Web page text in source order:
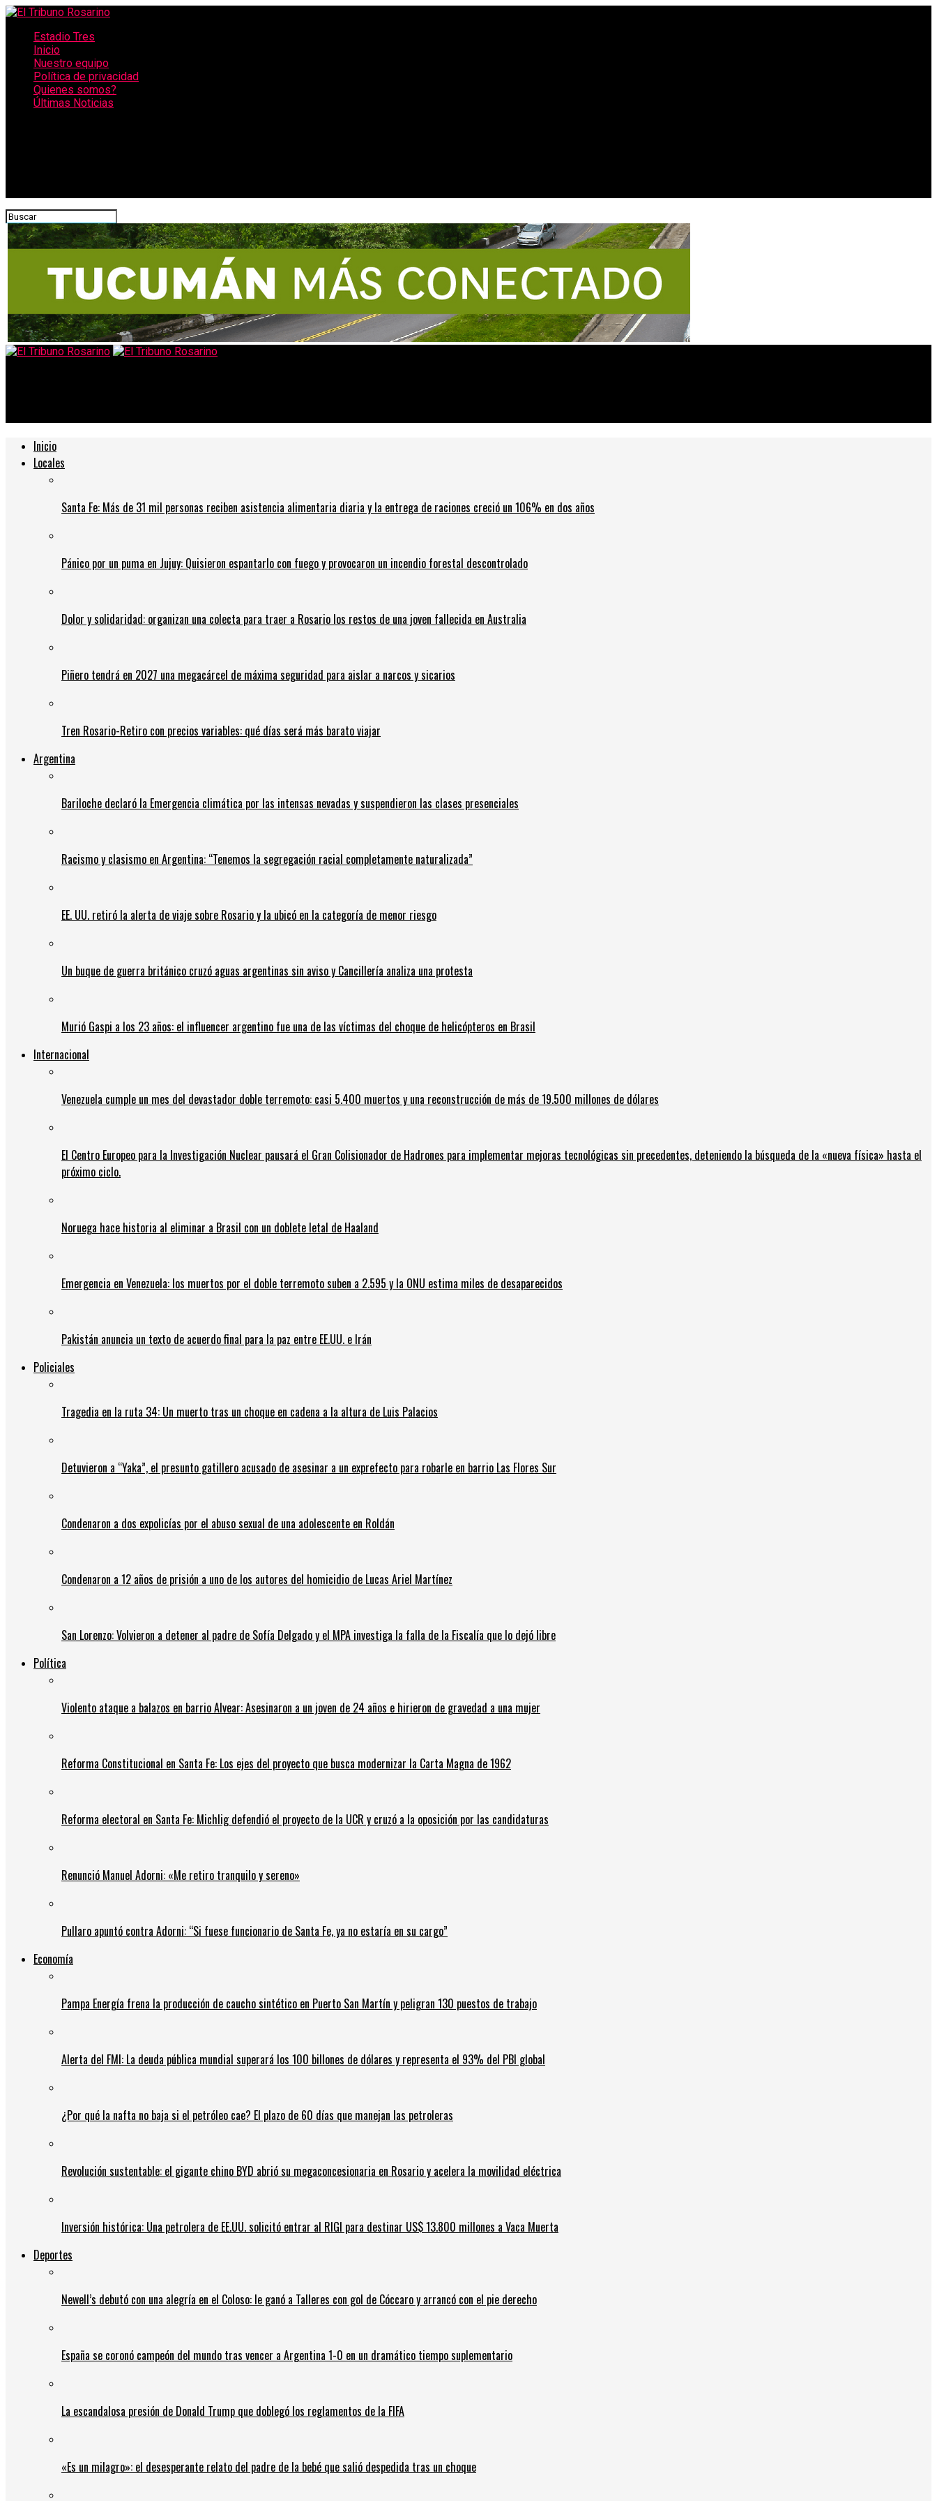
Estadio Tres
Inicio
Nuestro equipo
Política de privacidad
Quienes somos?
Últimas Noticias
Inicio
Locales
Santa Fe: Más de 31 mil personas reciben asistencia alimentaria diaria y la entrega de raciones creció un 106% en dos años
Pánico por un puma en Jujuy: Quisieron espantarlo con fuego y provocaron un incendio forestal descontrolado
Dolor y solidaridad: organizan una colecta para traer a Rosario los restos de una joven fallecida en Australia
Piñero tendrá en 2027 una megacárcel de máxima seguridad para aislar a narcos y sicarios
Tren Rosario-Retiro con precios variables: qué días será más barato viajar
Argentina
Bariloche declaró la Emergencia climática por las intensas nevadas y suspendieron las clases presenciales
Racismo y clasismo en Argentina: “Tenemos la segregación racial completamente naturalizada”
EE. UU. retiró la alerta de viaje sobre Rosario y la ubicó en la categoría de menor riesgo
Un buque de guerra británico cruzó aguas argentinas sin aviso y Cancillería analiza una protesta
Murió Gaspi a los 23 años: el influencer argentino fue una de las víctimas del choque de helicópteros en Brasil
Internacional
Venezuela cumple un mes del devastador doble terremoto: casi 5.400 muertos y una reconstrucción de más de 19.500 millones de dólares
El Centro Europeo para la Investigación Nuclear pausará el Gran Colisionador de Hadrones para implementar mejoras tecnológicas sin precedentes, deteniendo la búsqueda de la «nueva física» hasta el
próximo ciclo.
Noruega hace historia al eliminar a Brasil con un doblete letal de Haaland
Emergencia en Venezuela: los muertos por el doble terremoto suben a 2.595 y la ONU estima miles de desaparecidos
Pakistán anuncia un texto de acuerdo final para la paz entre EE.UU. e Irán
Policiales
Tragedia en la ruta 34: Un muerto tras un choque en cadena a la altura de Luis Palacios
Detuvieron a “Yaka”, el presunto gatillero acusado de asesinar a un exprefecto para robarle en barrio Las Flores Sur
Condenaron a dos expolicías por el abuso sexual de una adolescente en Roldán
Condenaron a 12 años de prisión a uno de los autores del homicidio de Lucas Ariel Martínez
San Lorenzo: Volvieron a detener al padre de Sofía Delgado y el MPA investiga la falla de la Fiscalía que lo dejó libre
Política
Violento ataque a balazos en barrio Alvear: Asesinaron a un joven de 24 años e hirieron de gravedad a una mujer
Reforma Constitucional en Santa Fe: Los ejes del proyecto que busca modernizar la Carta Magna de 1962
Reforma electoral en Santa Fe: Michlig defendió el proyecto de la UCR y cruzó a la oposición por las candidaturas
Renunció Manuel Adorni: «Me retiro tranquilo y sereno»
Pullaro apuntó contra Adorni: “Si fuese funcionario de Santa Fe, ya no estaría en su cargo”
Economía
Pampa Energía frena la producción de caucho sintético en Puerto San Martín y peligran 130 puestos de trabajo
Alerta del FMI: La deuda pública mundial superará los 100 billones de dólares y representa el 93% del PBI global
¿Por qué la nafta no baja si el petróleo cae? El plazo de 60 días que manejan las petroleras
Revolución sustentable: el gigante chino BYD abrió su megaconcesionaria en Rosario y acelera la movilidad eléctrica
Inversión histórica: Una petrolera de EE.UU. solicitó entrar al RIGI para destinar US$ 13.800 millones a Vaca Muerta
Deportes
Newell’s debutó con una alegría en el Coloso: le ganó a Talleres con gol de Cóccaro y arrancó con el pie derecho
España se coronó campeón del mundo tras vencer a Argentina 1-0 en un dramático tiempo suplementario
La escandalosa presión de Donald Trump que doblegó los reglamentos de la FIFA
«Es un milagro»: el desesperante relato del padre de la bebé que salió despedida tras un choque